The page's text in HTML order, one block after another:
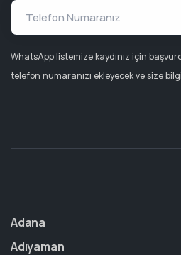
WhatsApp listemize kaydınız için
telefon numaranızı ekleyecek ve size
Adana
Adıyaman